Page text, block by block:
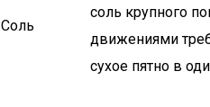
Соль
соль крупного
движениями
сухое пятно в